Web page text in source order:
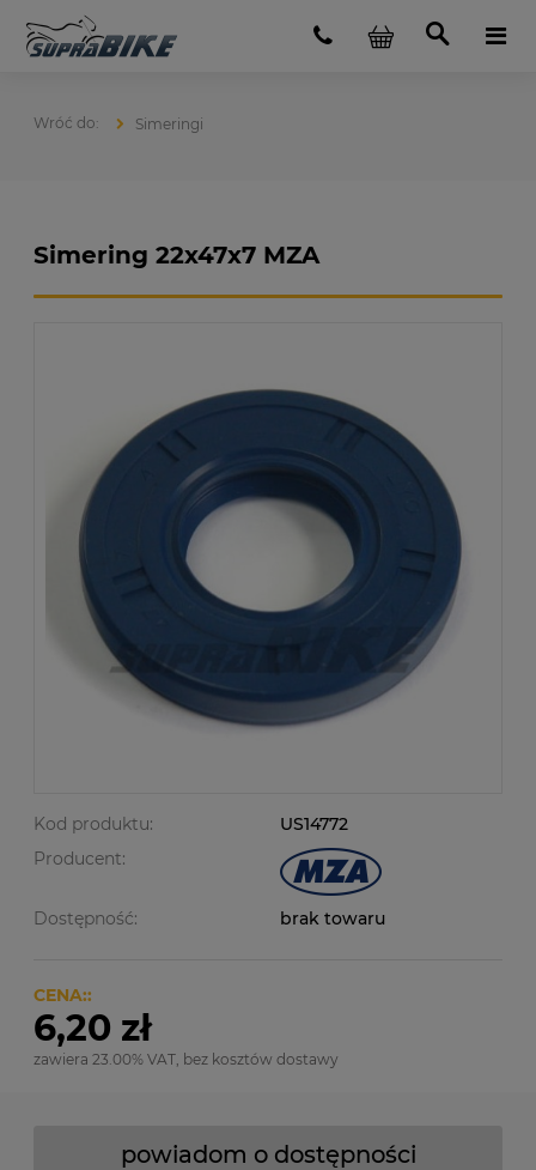
Simeringi
Simering 22x47x7 MZA
Kod produktu:
US14772
Producent:
Dostępność: brak towaru
CENA::
6,20 zł
zawiera 23.00% VAT, bez kosztów dostawy
powiadom o dostępności